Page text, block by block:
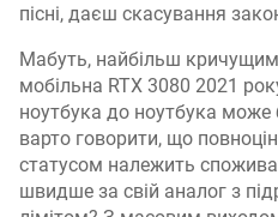
пісні, даєш скасування
Мабуть, найбільш
мобільна RTX 3080 2021
ноутбука до ноутбука
варто говорити, що
статусом належить
швидше за свій аналог з